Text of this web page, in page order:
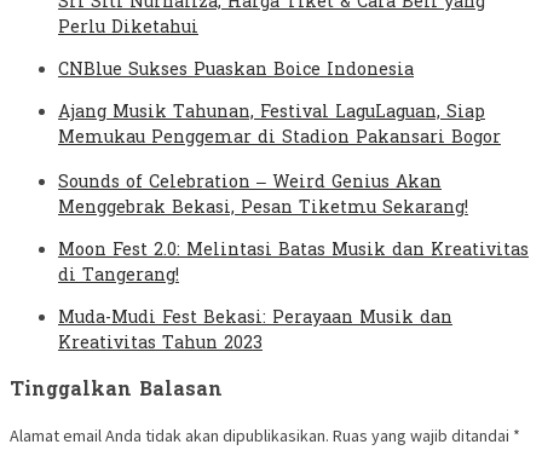
Perlu Diketahui
CNBlue Sukses Puaskan Boice Indonesia
Ajang Musik Tahunan, Festival LaguLaguan, Siap
Memukau Penggemar di Stadion Pakansari Bogor
Sounds of Celebration – Weird Genius Akan
Menggebrak Bekasi, Pesan Tiketmu Sekarang!
Moon Fest 2.0: Melintasi Batas Musik dan Kreativitas
di Tangerang!
Muda-Mudi Fest Bekasi: Perayaan Musik dan
Kreativitas Tahun 2023
Tinggalkan Balasan
Alamat email Anda tidak akan dipublikasikan. Ruas yang wajib ditandai *